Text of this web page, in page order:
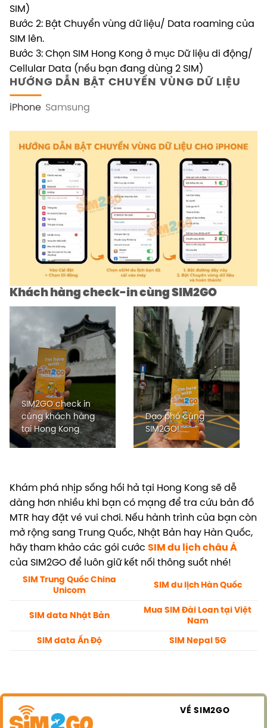
SIM)
Bước 2: Bật Chuyển vùng dữ liệu/ Data roaming của
SIM lên.
Bước 3: Chọn SIM Hong Kong ở mục Dữ liệu di động/
Cellular Data (nếu bạn đang dùng 2 SIM)
HƯỚNG DẪN BẬT CHUYỂN VÙNG DỮ LIỆU
iPhone Samsung
Khách hàng check-in cùng SIM2GO
SIM2GO check in
cùng khách hàng
tại Hong Kong
Dạo phố cùng
SIM2GO!
Khám phá nhịp sống hối hả tại Hong Kong sẽ dễ
dàng hơn nhiều khi bạn có mạng để tra cứu bản đồ
MTR hay đặt vé vui chơi. Nếu hành trình của bạn còn
mở rộng sang Trung Quốc, Nhật Bản hay Hàn Quốc,
hãy tham khảo các gói cước SIM du lịch châu Á
của SIM2GO để luôn giữ kết nối thông suốt nhé!
SIM Trung Quốc China
Unicom
SIM du lịch Hàn Quốc
SIM data Nhật Bản
Mua SIM Đài Loan tại Việt
Nam
SIM data Ấn Độ SIM Nepal 5G
VỀ SIM2GO